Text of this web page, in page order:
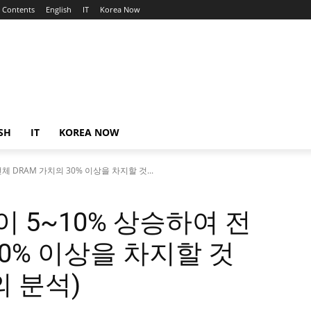
Contents English IT Korea Now
IT KOREA NOW
DRAM 가치의 30% 이상을 차지할 것...
5~10% 상승하여 전
이상을 차지할 것
분석)